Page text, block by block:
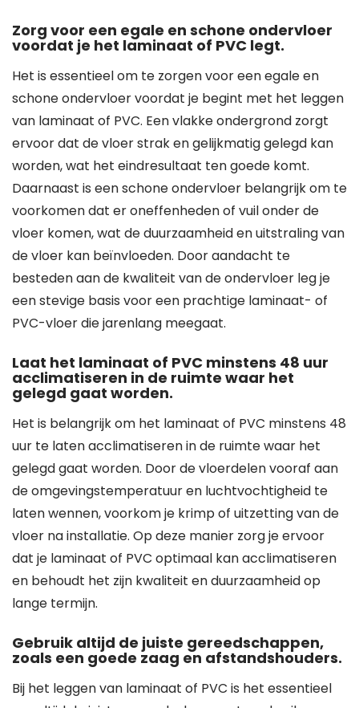
Zorg voor een egale en schone ondervloer
voordat je het laminaat of PVC legt.
Het is essentieel om te zorgen voor een egale en
schone ondervloer voordat je begint met het leggen
van laminaat of PVC. Een vlakke ondergrond zorgt
ervoor dat de vloer strak en gelijkmatig gelegd kan
worden, wat het eindresultaat ten goede komt.
Daarnaast is een schone ondervloer belangrijk om te
voorkomen dat er oneffenheden of vuil onder de
vloer komen, wat de duurzaamheid en uitstraling van
de vloer kan beïnvloeden. Door aandacht te
besteden aan de kwaliteit van de ondervloer leg je
een stevige basis voor een prachtige laminaat- of
PVC-vloer die jarenlang meegaat.
Laat het laminaat of PVC minstens 48 uur
acclimatiseren in de ruimte waar het
gelegd gaat worden.
Het is belangrijk om het laminaat of PVC minstens 48
uur te laten acclimatiseren in de ruimte waar het
gelegd gaat worden. Door de vloerdelen vooraf aan
de omgevingstemperatuur en luchtvochtigheid te
laten wennen, voorkom je krimp of uitzetting van de
vloer na installatie. Op deze manier zorg je ervoor
dat je laminaat of PVC optimaal kan acclimatiseren
en behoudt het zijn kwaliteit en duurzaamheid op
lange termijn.
Gebruik altijd de juiste gereedschappen,
zoals een goede zaag en afstandshouders.
Bij het leggen van laminaat of PVC is het essentieel